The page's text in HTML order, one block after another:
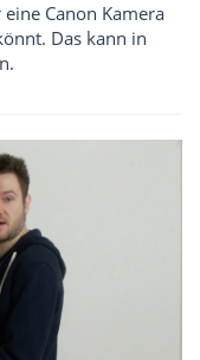
Canon Kamera
Das kann in